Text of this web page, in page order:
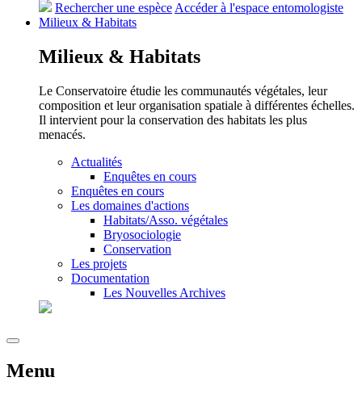
Rechercher une espèce Accéder à l'espace entomologiste
Milieux & Habitats
Milieux & Habitats
Le Conservatoire étudie les communautés végétales, leur
composition et leur organisation spatiale à différentes échelles.
Il intervient pour la conservation des habitats les plus
menacés.
Actualités
Enquêtes en cours
Enquêtes en cours
Les domaines d'actions
Habitats/Asso. végétales
Bryosociologie
Conservation
Les projets
Documentation
Les Nouvelles Archives
Menu